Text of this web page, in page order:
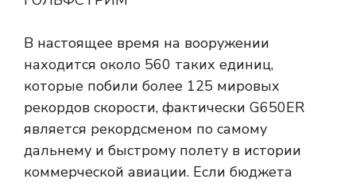
В настоящее время на вооружении
находится около 560 таких единиц,
которые побили более 125 мировых
рекордов скорости, фактически G650ER
является рекордсменом по самому
дальнему и быстрому полету в истории
коммерческой авиации. Если бюджета